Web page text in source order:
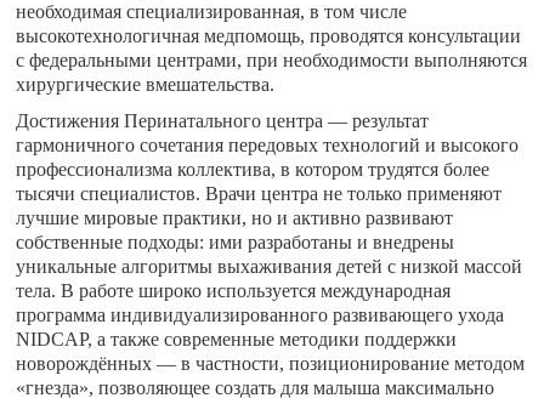
необходимая специализированная, в том числе
высокотехнологичная медпомощь, проводятся консультации
с федеральными центрами, при необходимости выполняются
хирургические вмешательства.
Достижения Перинатального центра — результат
гармоничного сочетания передовых технологий и высокого
профессионализма коллектива, в котором трудятся более
тысячи специалистов. Врачи центра не только применяют
лучшие мировые практики, но и активно развивают
собственные подходы: ими разработаны и внедрены
уникальные алгоритмы выхаживания детей с низкой массой
тела. В работе широко используется международная
программа индивидуализированного развивающего ухода
NIDCAP, а также современные методики поддержки
новорождённых — в частности, позиционирование методом
«гнезда», позволяющее создать для малыша максимально